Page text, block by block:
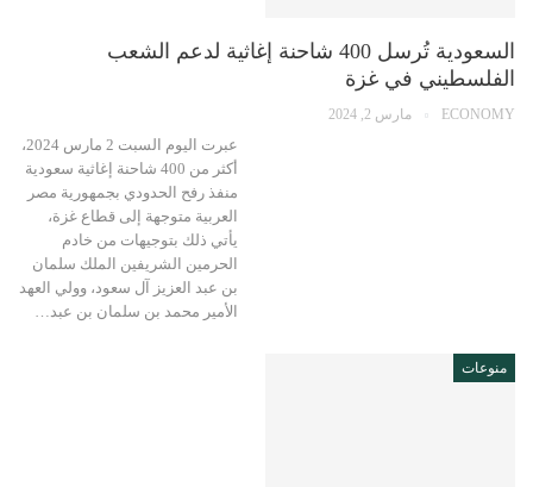
السعودية تُرسل 400 شاحنة إغاثية لدعم الشعب
الفلسطيني في غزة
ECONOMY مارس 2, 2024
عبرت اليوم السبت 2 مارس 2024،
أكثر من 400 شاحنة إغاثية سعودية
منفذ رفح الحدودي بجمهورية مصر
العربية متوجهة إلى قطاع غزة،
يأتي ذلك بتوجيهات من خادم
الحرمين الشريفين الملك سلمان
بن عبد العزيز آل سعود، وولي العهد
الأمير محمد بن سلمان بن عبد…
منوعات